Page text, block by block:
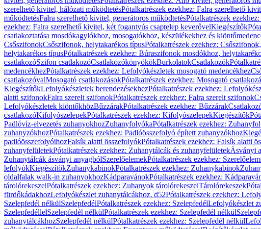
szerelhető kivitel, hálózati működtetésPótalkatrészek ezekhez: Falra szerelhető
működtetésFalra szerelhető kivitel, generátoros működtetésPótalkatrészek
ezekhez: Falra szerelhető kivitel, két fogantyús csaptelep keverővelKiegészítők
csatlakoztatása mosdókagylókhoz, mosogatókhoz, készülékekhez és
CsőszifonokCsőszifonok, helytakarékos típusPótalkatrészek ezekhez:
helytakarékos típusPótalkatrészek ezekhez: Búraszifonok mosdókhoz,
csatlakozóSzifon csatlakozóCsatlakozókönyökökBurkolatokCsatlakozók
medencékhezPótalkatrészek ezekhez: Lefolyókészletek mosogató medencékhez
csatlakozóvalMosogató csatlakozásokPótalkatrészek ezekhez: Mosogató
KiegészítőkLefolyókészletek berendezésekhezPótalkatrészek ezekhez:
alatti szifonokFalra szerelt szifonokPótalkatrészek ezekhez: Falra szerelt szifonok
Lefolyókészletek kiöntőkhözBűzzárakPótalkatrészek ezekhez: Bűzzárak
csatlakozóKifolyószelepekPótalkatrészek ezekhez: KifolyószelepekKiegészítők
Padlóvíz-elvezetés zuhanyokhozZuhanyfolyókaPótalkatrészek ezekhez:
zuhanyzókhozPótalkatrészek ezekhez: Padlóösszefolyó épített zuhanyzókhoz
padlóösszefolyóihozFalsík alatti összefolyókPótalkatrészek ezekhez: Falsík alatti
zuhanyfelületekPótalkatrészek ezekhez: Zuhanytálcák és zuhanyfelületekÁsványi
Zuhanytálcák ásványi anyagbólSzerelőelemekPótalkatrészek ezekhez:
lefolyókKiegészítőkZuhanykabinokPótalkatrészek ezekhez: Zuhanykabinok
oldalfalak walk-in zuhanyokhozKádparavánokPótalkatrészek ezekhez:
tárolórekeszeiPótalkatrészek ezekhez: Zuhanyok tárolórekeszeiTárolórekeszek
fürdőkádakhozLefolyókészlet zuhanytálcákhoz, d52Pótalkatrészek ezekhez:
Szelepfedél nélkülSzelepfedélPótalkatrészek ezekhez: SzelepfedélLefolyókészlet
SzelepfedéllelSzelepfedél nélkülPótalkatrészek ezekhez: Szelepfedél nélkül
zuhanytálcákhozSzelepfedél nélkülPótalkatrészek ezekhez: Szelepfedél nélkül